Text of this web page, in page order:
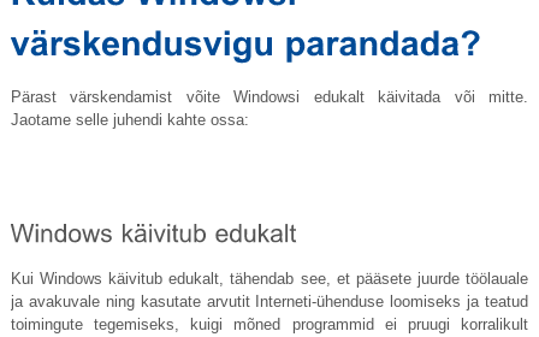
Pärast värskendamist võite Windowsi edukalt käivitada või mitte.
Jaotame selle juhendi kahte ossa:
Kui Windows käivitub edukalt, tähendab see, et pääsete juurde töölauale
ja avakuvale ning kasutate arvutit Interneti-ühenduse loomiseks ja teatud
toimingute tegemiseks, kuigi mõned programmid ei pruugi korralikult